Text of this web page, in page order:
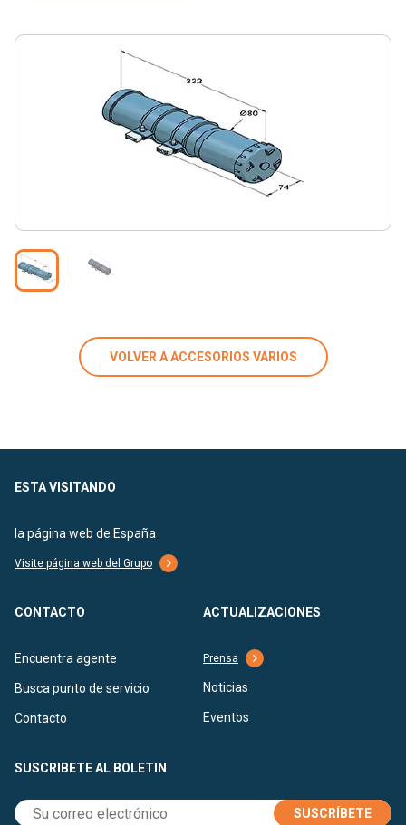
VOLVER A ACCESORIOS VARIOS
ESTA VISITANDO
la página web de España
Visite página web del Grupo
CONTACTO
Encuentra agente
Busca punto de servicio
Contacto
ACTUALIZACIONES
Prensa
Noticias
Eventos
SUSCRIBETE AL BOLETIN
SUSCRÍBETE